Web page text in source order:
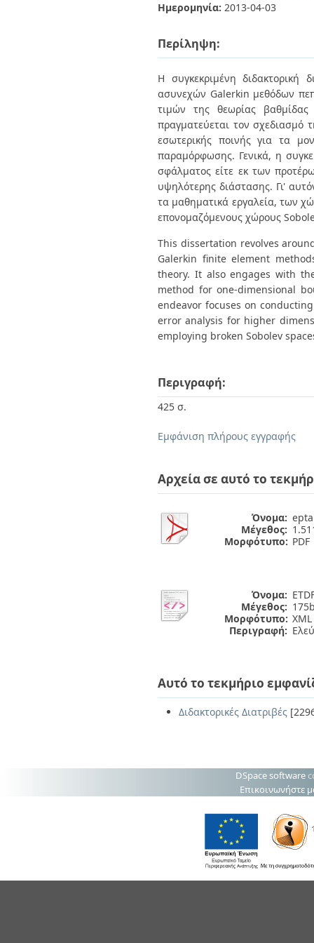
Ημερομηνία: 2013-04-03
Περίληψη:
Η συγκεκριμένη
ασυνεχών Galerkin μεθόδων
τιμών της θεωρίας
πραγματεύεται τον σχεδιασμό
εσωτερικής ποινής για τα
παραμόρφωσης. Γενικά, η
σφάλματος είτε εκ των
υψηλότερης διάστασης. Γι'
τα μαθηματικά εργαλεία, των
επονομαζόμενους χώρους
This dissertation revolves
Galerkin finite element
theory. It also engages with
method for one-dimensional
endeavor focuses on
error analysis for higher
employing broken Sobolev
Περιγραφή:
425 σ.
Εμφάνιση πλήρους εγγραφής
Αρχεία σε αυτό το
Όνομα:
Μέγεθος:
Μορφότυπο: PDF
Όνομα:
Μέγεθος:
Μορφότυπο: XML
Περιγραφή:
Αυτό το τεκμήριο
Διδακτορικές Διατριβές
DSpace software
Επικοινωνήστε